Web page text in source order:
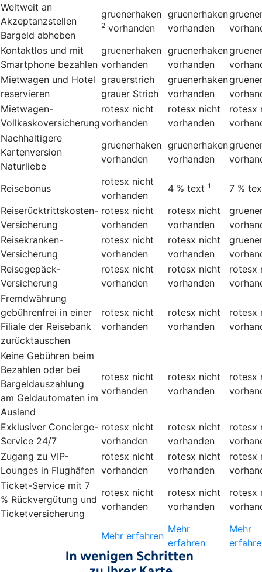
Weltweit an
Akzeptanzstellen
Bargeld abheben
gruenerhaken
2 vorhanden
gruenerhaken
vorhanden
Kontaktlos und mit
Smartphone bezahlen
gruenerhaken
vorhanden
gruenerhaken
vorhanden
Mietwagen und Hotel
reservieren
grauerstrich
grauer Strich
gruenerhaken
vorhanden
Mietwagen-
Vollkaskoversicherung
rotesx nicht
vorhanden
rotesx nicht
vorhanden
rotesx
Nachhaltigere
Kartenversion
Naturliebe
gruenerhaken
vorhanden
gruenerhaken
vorhanden
Reisebonus
rotesx nicht
vorhanden
4 % text 1 7 %
Reiserücktrittskosten-
Versicherung
rotesx nicht
vorhanden
rotesx nicht
vorhanden
Reisekranken-
Versicherung
rotesx nicht
vorhanden
rotesx nicht
vorhanden
Reisegepäck-
Versicherung
rotesx nicht
vorhanden
rotesx nicht
vorhanden
rotesx
Fremdwährung
gebührenfrei in einer
Filiale der Reisebank
zurücktauschen
rotesx nicht
vorhanden
rotesx nicht
vorhanden
rotesx
Keine Gebühren beim
Bezahlen oder bei
Bargeldauszahlung
am Geldautomaten im
Ausland
rotesx nicht
vorhanden
rotesx nicht
vorhanden
rotesx
Exklusiver Concierge-
Service 24/7
rotesx nicht
vorhanden
rotesx nicht
vorhanden
rotesx
Zugang zu VIP-
Lounges in Flughäfen
rotesx nicht
vorhanden
rotesx nicht
vorhanden
rotesx
Ticket-Service mit 7
% Rückvergütung und
Ticketversicherung
rotesx nicht
vorhanden
rotesx nicht
vorhanden
rotesx
Mehr erfahren
Mehr
erfahren
Mehr